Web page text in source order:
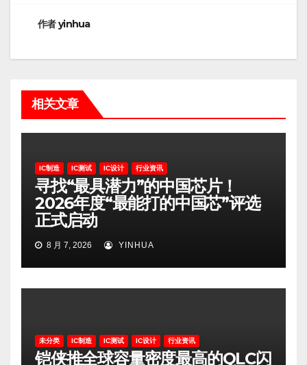
作者yinhua
相关文章
IC制造 IC测试 IC设计 行业资讯
寻找“最具潜力”的中国芯片！
2026年度“最能打的中国芯”评选
正式启动
8 月 7, 2026 YINHUA
未分类 IC制造 IC测试 IC设计 行业资讯
铠侠推全球容量密度最高的QLC闪